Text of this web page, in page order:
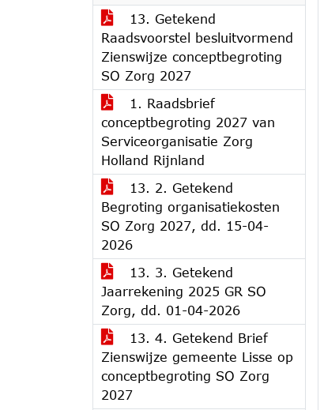
13. Getekend
Raadsvoorstel besluitvormend
Zienswijze conceptbegroting
SO Zorg 2027
1. Raadsbrief
conceptbegroting 2027 van
Serviceorganisatie Zorg
Holland Rijnland
13. 2. Getekend
Begroting organisatiekosten
SO Zorg 2027, dd. 15-04-
2026
13. 3. Getekend
Jaarrekening 2025 GR SO
Zorg, dd. 01-04-2026
13. 4. Getekend Brief
Zienswijze gemeente Lisse op
conceptbegroting SO Zorg
2027